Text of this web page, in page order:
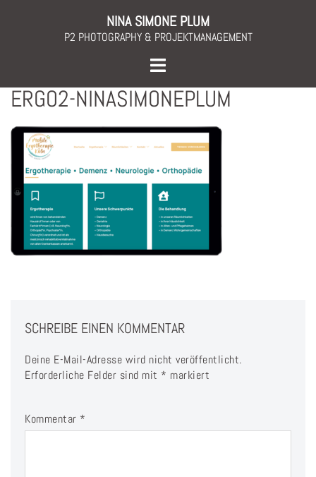
NINA SIMONE PLUM
P2 PHOTOGRAPHY & PROJEKTMANAGEMENT
Toggle
menu
ERGO2-NINASIMONEPLUM
SCHREIBE EINEN KOMMENTAR
Deine E-Mail-Adresse wird nicht veröffentlicht.
Erforderliche Felder sind mit * markiert
Kommentar *